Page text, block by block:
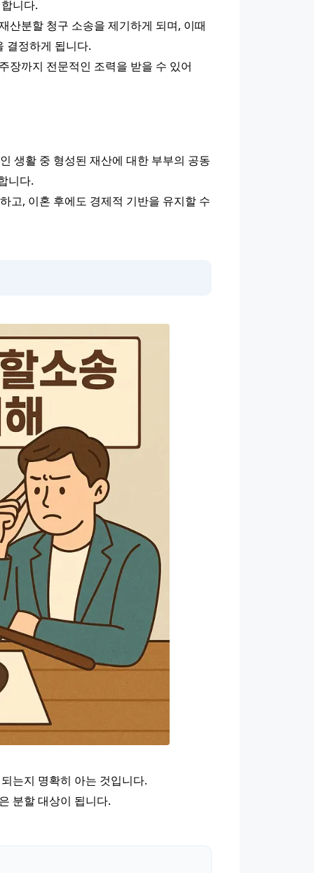
니다.
산분할 청구 소송을 제기하게 되며, 이때
결정하게 됩니다.
장까지 전문적인 조력을 받을 수 있어
생활 중 형성된 재산에 대한 부부의 공동
니다.
고, 이혼 후에도 경제적 기반을 유지할 수
는지 명확히 아는 것입니다.
분할 대상이 됩니다.